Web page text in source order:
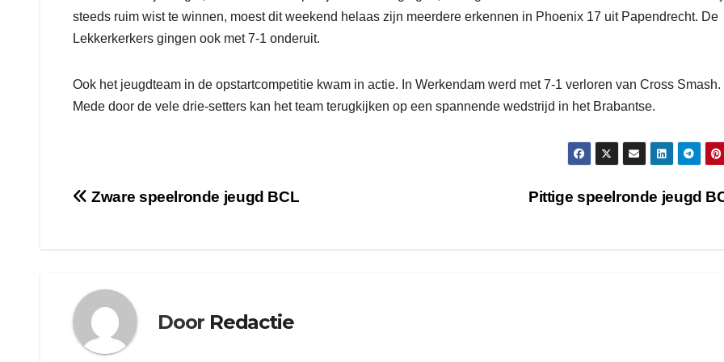
steeds ruim wist te winnen, moest dit weekend helaas zijn meerdere erkennen in Phoenix 17 uit Papendrecht. De
Lekkerkerkers gingen ook met 7-1 onderuit.
Ook het jeugdteam in de opstartcompetitie kwam in actie. In Werkendam werd met 7-1 verloren van Cross Smash.
Mede door de vele drie-setters kan het team terugkijken op een spannende wedstrijd in het Brabantse.
Bericht
Pittige speelronde jeugd
Zware speelronde jeugd BCL
Door Redactie